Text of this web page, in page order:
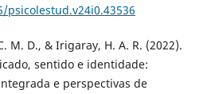
M. D., & Irigaray, H. A. R. (2022).
sentido e identidade:
e perspectivas de